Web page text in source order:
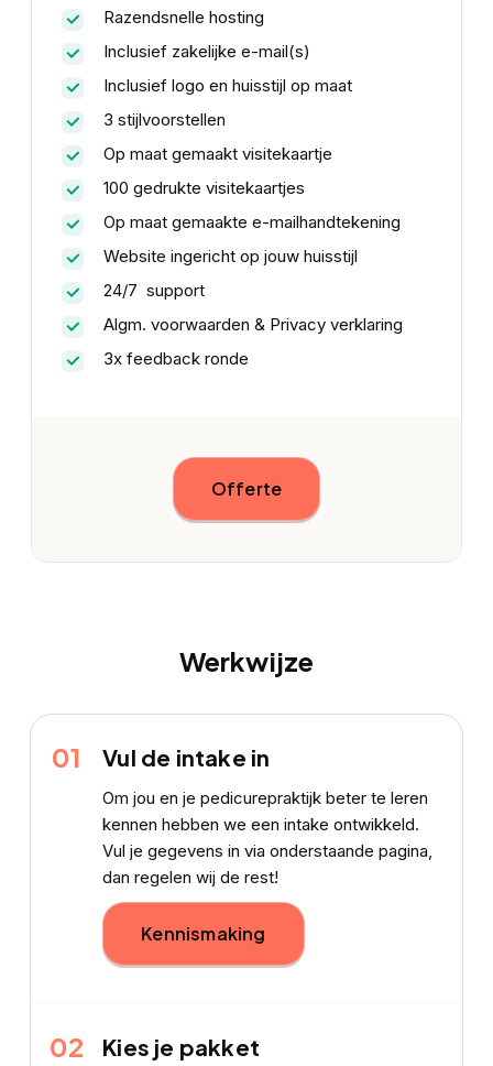
Razendsnelle hosting
Inclusief zakelijke e-mail(s)
Inclusief logo en huisstijl op maat
3 stijlvoorstellen
Op maat gemaakt visitekaartje
100 gedrukte visitekaartjes
Op maat gemaakte e-mailhandtekening
Website ingericht op jouw huisstijl
24/7 support
Algm. voorwaarden & Privacy verklaring
3x feedback ronde
Offerte
Werkwijze
01 Vul de intake in
Om jou en je pedicurepraktijk beter te leren
kennen hebben we een intake ontwikkeld.
Vul je gegevens in via onderstaande pagina,
dan regelen wij de rest!
Kennismaking
02 Kies je pakket